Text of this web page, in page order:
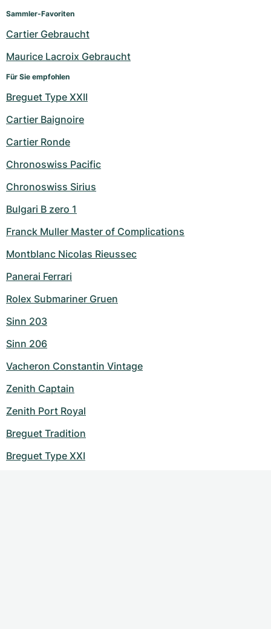
Sammler-Favoriten
Cartier Gebraucht
Maurice Lacroix Gebraucht
Für Sie empfohlen
Breguet Type XXII
Cartier Baignoire
Cartier Ronde
Chronoswiss Pacific
Chronoswiss Sirius
Bulgari B zero 1
Franck Muller Master of Complications
Montblanc Nicolas Rieussec
Panerai Ferrari
Rolex Submariner Gruen
Sinn 203
Sinn 206
Vacheron Constantin Vintage
Zenith Captain
Zenith Port Royal
Breguet Tradition
Breguet Type XXI